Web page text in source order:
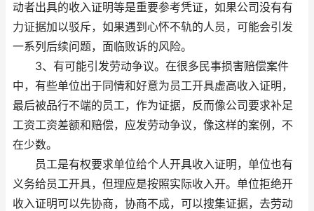
动者出具的收入证明等是重要参考凭证，如果公司没有有
力证据加以驳斥，如果遇到心怀不轨的人员，可能会引发
一系列后续问题，面临败诉的风险。
3、有可能引发劳动争议。在很多民事损害赔偿案件
中，有些单位出于同情和好意为员工开具虚高收入证明，
最后被品行不端的员工，作为证据，反而像公司要求补足
工资工资差额和赔偿，应发劳动争议，像这样的案例，不
在少数。
员工是有权要求单位给个人开具收入证明，单位也有
义务给员工开具，但理应是按照实际收入开。单位拒绝开
收入证明可以先协商，协商不成，可以搜集证据，去劳动